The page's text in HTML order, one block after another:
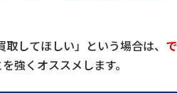
取してほしい」という場合は、 で
強くオススメします。